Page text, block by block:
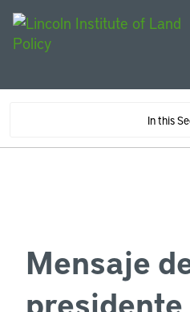
In this
Mensaje
presidente